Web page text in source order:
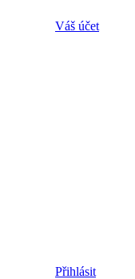
Váš účet
Přihlásit